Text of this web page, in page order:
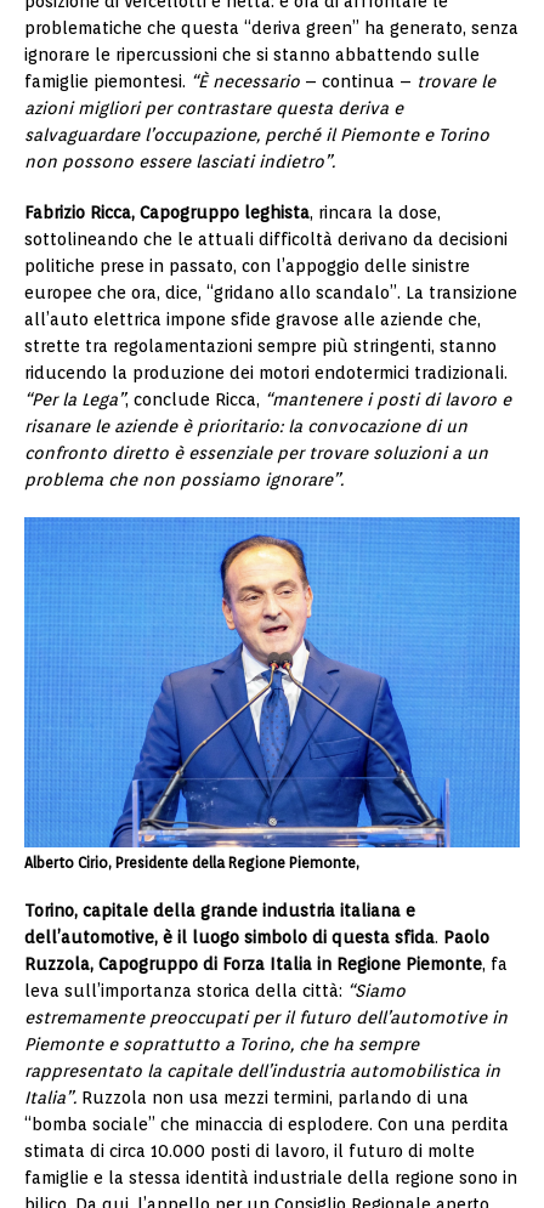
problematiche che questa “deriva green” ha generato, senza
ignorare le ripercussioni che si stanno abbattendo sulle
famiglie piemontesi. “È necessario – continua – trovare le
azioni migliori per contrastare questa deriva e
salvaguardare l’occupazione, perché il Piemonte e Torino
non possono essere lasciati indietro”.
Fabrizio Ricca, Capogruppo leghista, rincara la dose,
sottolineando che le attuali difficoltà derivano da decisioni
politiche prese in passato, con l’appoggio delle sinistre
europee che ora, dice, “gridano allo scandalo”. La transizione
all’auto elettrica impone sfide gravose alle aziende che,
strette tra regolamentazioni sempre più stringenti, stanno
riducendo la produzione dei motori endotermici tradizionali.
“Per la Lega”, conclude Ricca, “mantenere i posti di lavoro e
risanare le aziende è prioritario: la convocazione di un
confronto diretto è essenziale per trovare soluzioni a un
problema che non possiamo ignorare”.
Alberto Cirio, Presidente della Regione Piemonte,
Torino, capitale della grande industria italiana e
dell’automotive, è il luogo simbolo di questa sfida. Paolo
Ruzzola, Capogruppo di Forza Italia in Regione Piemonte, fa
leva sull’importanza storica della città: “Siamo
estremamente preoccupati per il futuro dell’automotive in
Piemonte e soprattutto a Torino, che ha sempre
rappresentato la capitale dell’industria automobilistica in
Italia”. Ruzzola non usa mezzi termini, parlando di una
“bomba sociale” che minaccia di esplodere. Con una perdita
stimata di circa 10.000 posti di lavoro, il futuro di molte
famiglie e la stessa identità industriale della regione sono in